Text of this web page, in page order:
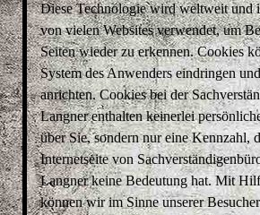
Diese Technologie wird weltweit und
von vielen Websites verwendet, um
Seiten wieder zu erkennen. Cookies
System des Anwenders eindringen
anrichten. Cookies bei der
Langnerenthalten keinerlei
über Sie, sondern nur eine Kennzahl,
Internetseite von
Langnerkeine Bedeutung hat. Mit
können wir im Sinne unserer